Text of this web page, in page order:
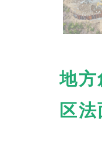
地
区